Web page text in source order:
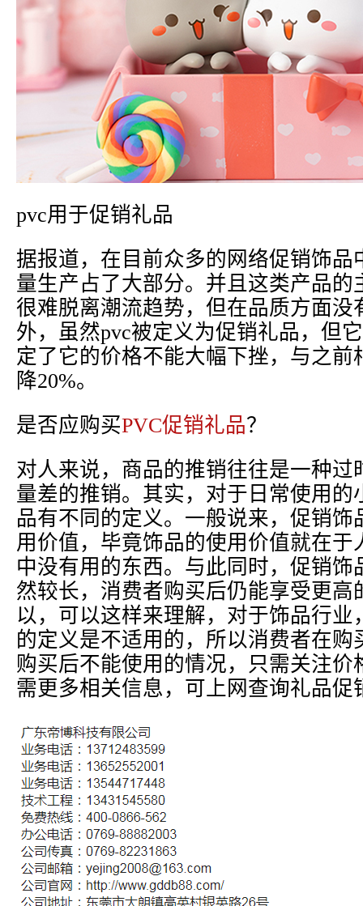
pvc用于促销礼品
据报道，在目前众多的网络促销饰品
量生产占了大部分。并且这类产品的
很难脱离潮流趋势，但在品质方面没
外，虽然pvc被定义为促销礼品，但
定了它的价格不能大幅下挫，与之前
降20%。
是否应购买PVC促销礼品？
对人来说，商品的推销往往是一种过
量差的推销。其实，对于日常使用的
品有不同的定义。一般说来，促销饰
用价值，毕竟饰品的使用价值就在于
中没有用的东西。与此同时，促销饰
然较长，消费者购买后仍能享受更高
以，可以这样来理解，对于饰品行业
的定义是不适用的，所以消费者在购
购买后不能使用的情况，只需关注价
需更多相关信息，可上网查询礼品促